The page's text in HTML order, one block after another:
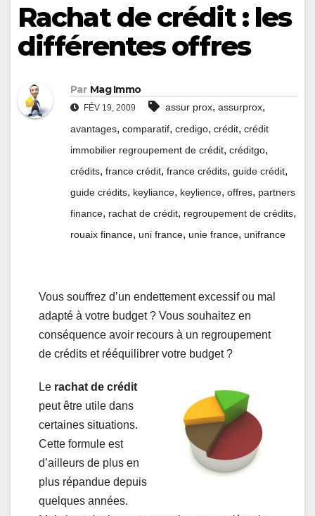
Rachat de crédit : les
différentes offres
Par Mag Immo
FÉV 19, 2009 assur prox, assurprox,
avantages, comparatif, credigo, crédit, crédit
immobilier regroupement de crédit, créditgo,
crédits, france crédit, france crédits, guide crédit,
guide crédits, keyliance, keylience, offres, partners
finance, rachat de crédit, regroupement de crédits,
rouaix finance, uni france, unie france, unifrance
Vous souffrez d’un endettement excessif ou mal
adapté à votre budget ? Vous souhaitez en
conséquence avoir recours à un regroupement
de crédits et rééquilibrer votre budget ?
Le rachat de crédit
peut être utile dans
certaines situations.
Cette formule est
d’ailleurs de plus en
plus répandue depuis
quelques années.